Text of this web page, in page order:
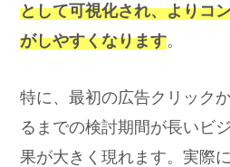
として可視化され、よりコ
がしやすくなります。
特に、最初の広告クリック
るまでの検討期間が長いビ
果が大きく現れます。実際